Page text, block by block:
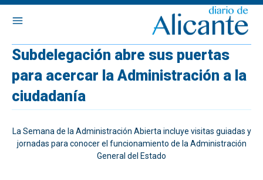
Subdelegación abre sus puertas
para acercar la Administración a la
ciudadanía
La Semana de la Administración Abierta incluye visitas guiadas y
jornadas para conocer el funcionamiento de la Administración
General del Estado